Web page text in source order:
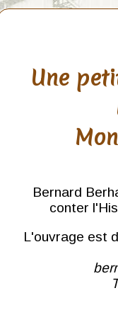
Une
Bernard
conter
L'ouvrage est